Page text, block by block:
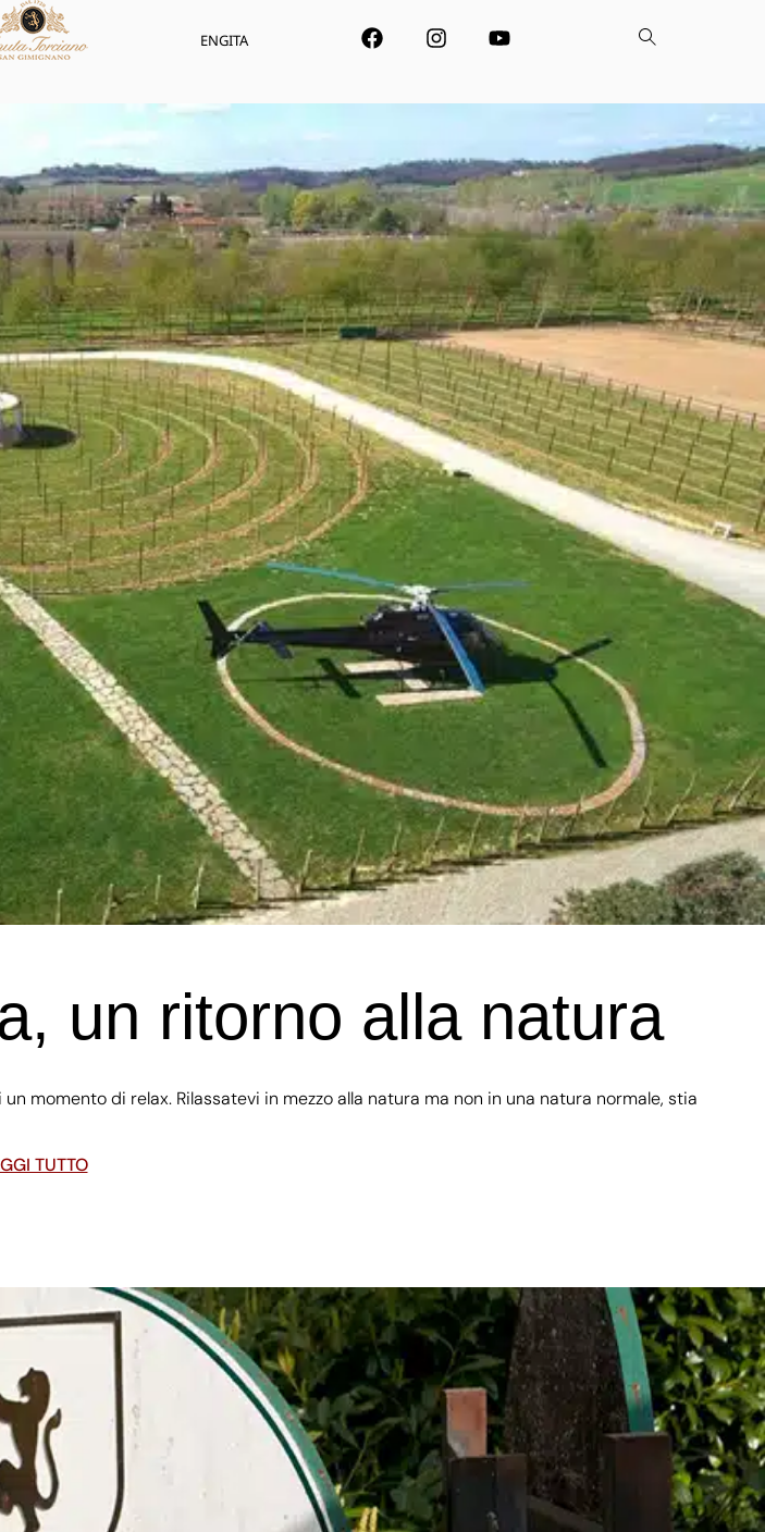
ENGITA
un ritorno alla natura
momento di relax. Rilassatevi in ​​mezzo alla natura ma non in una natura normale, stia
TUTTO